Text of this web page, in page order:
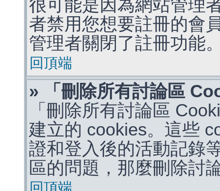
很可能是因為網站管理
者禁用您想要註冊的會
管理者關閉了註冊功能
回頂端
» 「刪除所有討論區
「刪除所有討論區
建立的 cookies。這些
證和登入後的活動記錄
區的問題，那麼刪除討
回頂端